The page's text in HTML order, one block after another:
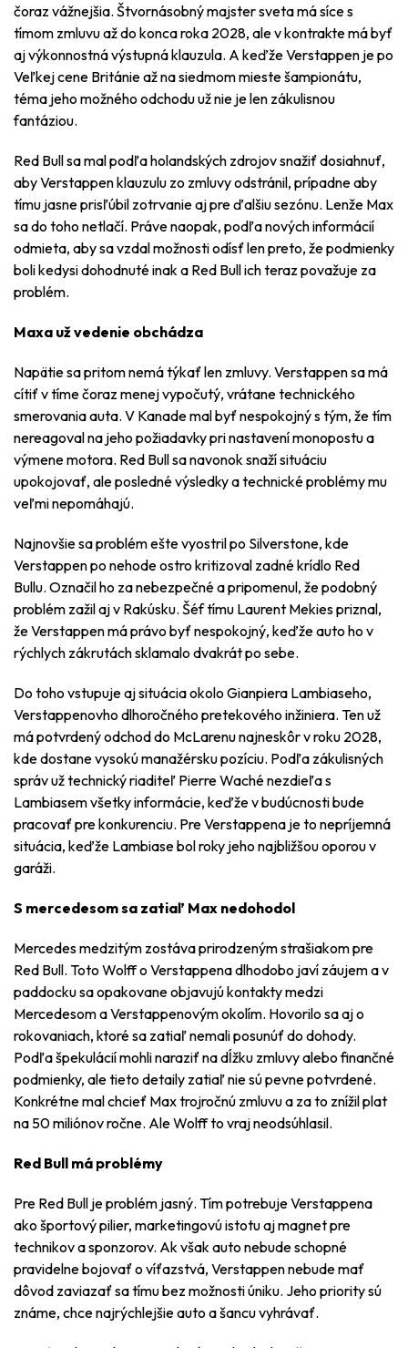
čoraz vážnejšia. Štvornásobný majster sveta má síce s
tímom zmluvu až do konca roka 2028, ale v kontrakte má byť
aj výkonnostná výstupná klauzula. A keďže Verstappen je po
Veľkej cene Británie až na siedmom mieste šampionátu,
téma jeho možného odchodu už nie je len zákulisnou
fantáziou.
Red Bull sa mal podľa holandských zdrojov snažiť dosiahnuť,
aby Verstappen klauzulu zo zmluvy odstránil, prípadne aby
tímu jasne prisľúbil zotrvanie aj pre ďalšiu sezónu. Lenže Max
sa do toho netlačí. Práve naopak, podľa nových informácií
odmieta, aby sa vzdal možnosti odísť len preto, že podmienky
boli kedysi dohodnuté inak a Red Bull ich teraz považuje za
problém.
Maxa už vedenie obchádza
Napätie sa pritom nemá týkať len zmluvy. Verstappen sa má
cítiť v tíme čoraz menej vypočutý, vrátane technického
smerovania auta. V Kanade mal byť nespokojný s tým, že tím
nereagoval na jeho požiadavky pri nastavení monopostu a
výmene motora. Red Bull sa navonok snaží situáciu
upokojovať, ale posledné výsledky a technické problémy mu
veľmi nepomáhajú.
Najnovšie sa problém ešte vyostril po Silverstone, kde
Verstappen po nehode ostro kritizoval zadné krídlo Red
Bullu. Označil ho za nebezpečné a pripomenul, že podobný
problém zažil aj v Rakúsku. Šéf tímu Laurent Mekies priznal,
že Verstappen má právo byť nespokojný, keďže auto ho v
rýchlych zákrutách sklamalo dvakrát po sebe.
Do toho vstupuje aj situácia okolo Gianpiera Lambiaseho,
Verstappenovho dlhoročného pretekového inžiniera. Ten už
má potvrdený odchod do McLarenu najneskôr v roku 2028,
kde dostane vysokú manažérsku pozíciu. Podľa zákulisných
správ už technický riaditeľ Pierre Waché nezdieľa s
Lambiasem všetky informácie, keďže v budúcnosti bude
pracovať pre konkurenciu. Pre Verstappena je to nepríjemná
situácia, keďže Lambiase bol roky jeho najbližšou oporou v
garáži.
S mercedesom sa zatiaľ Max nedohodol
Mercedes medzitým zostáva prirodzeným strašiakom pre
Red Bull. Toto Wolff o Verstappena dlhodobo javí záujem a v
paddocku sa opakovane objavujú kontakty medzi
Mercedesom a Verstappenovým okolím. Hovorilo sa aj o
rokovaniach, ktoré sa zatiaľ nemali posunúť do dohody.
Podľa špekulácií mohli naraziť na dĺžku zmluvy alebo finančné
podmienky, ale tieto detaily zatiaľ nie sú pevne potvrdené.
Konkrétne mal chcieť Max trojročnú zmluvu a za to znížil plat
na 50 miliónov ročne. Ale Wolff to vraj neodsúhlasil.
Red Bull má problémy
Pre Red Bull je problém jasný. Tím potrebuje Verstappena
ako športový pilier, marketingovú istotu aj magnet pre
technikov a sponzorov. Ak však auto nebude schopné
pravidelne bojovať o víťazstvá, Verstappen nebude mať
dôvod zaviazať sa tímu bez možnosti úniku. Jeho priority sú
známe, chce najrýchlejšie auto a šancu vyhrávať.